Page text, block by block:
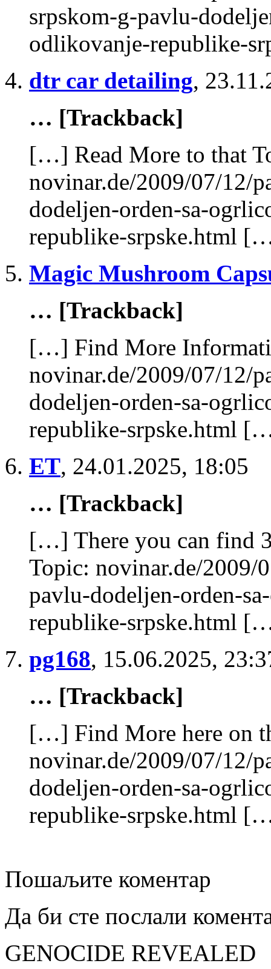
srpskom-g-pavlu-
odlikovanje-republike-
dtr car detailing,
… [Trackback]
[…] Read More to that
novinar.de/2009/07/12/
dodeljen-orden-sa-
republike-srpske.html
Magic Mushroom
… [Trackback]
[…] Find More
novinar.de/2009/07/12/
dodeljen-orden-sa-
republike-srpske.html
ET, 24.01.2025, 18:05
… [Trackback]
[…] There you can find
Topic: novinar.de/2009/
pavlu-dodeljen-orden-
republike-srpske.html
pg168, 15.06.2025,
… [Trackback]
[…] Find More here on
novinar.de/2009/07/12/
dodeljen-orden-sa-
republike-srpske.html
Пошаљите коментар
Да би сте послали
GENOCIDE REVEALED